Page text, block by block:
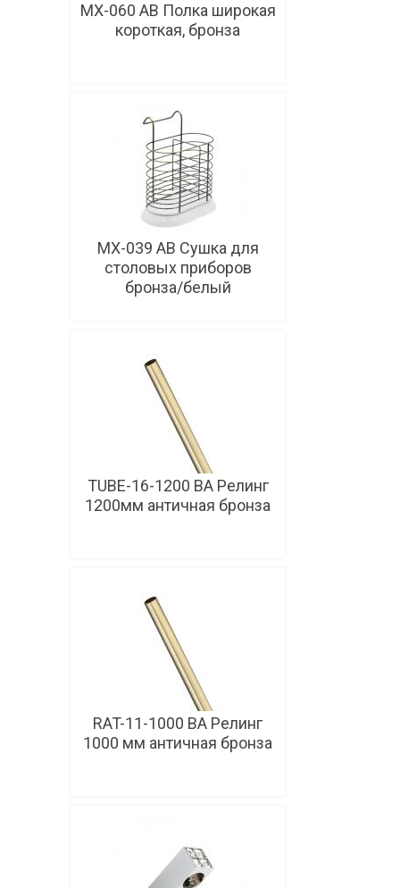
MX-060 AB Полка широкая
короткая, бронза
MX-039 AB Сушка для
столовых приборов
бронза/белый
TUBE-16-1200 ВА Релинг
1200мм античная бронза
RAT-11-1000 ВА Релинг
1000 мм античная бронза